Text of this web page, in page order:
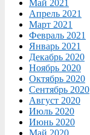
Май 2021
Апрель 2021
Март 2021
Февраль 2021
Январь 2021
Декабрь 2020
Ноябрь 2020
Октябрь 2020
Сентябрь 2020
Август 2020
Июль 2020
Июнь 2020